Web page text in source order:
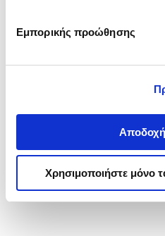
Εμπορικής προώθησης
Χρησιμοποιήστε μόνο